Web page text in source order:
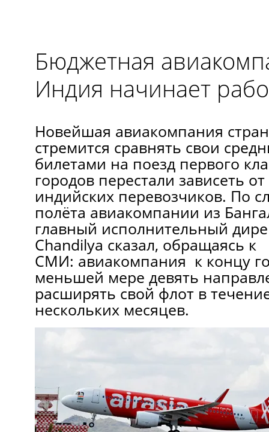
Бюджетная
Индия начинает
Новейшая авиакомпания
стремится сравнять свои
билетами на поезд первого
городов перестали зависеть
индийских перевозчиков. По
полёта авиакомпании из
главный исполнительный
Chandilya сказал, обращаясь к
СМИ: авиакомпания к концу
меньшей мере девять
расширять свой флот в
нескольких месяцев.